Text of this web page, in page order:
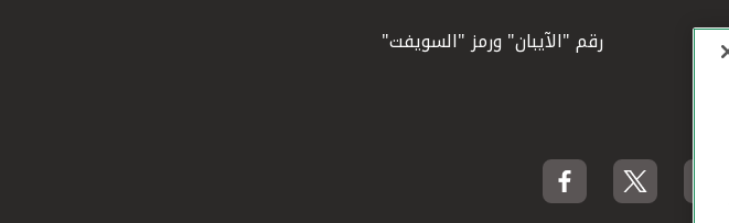
رقم "الآيبان" ورمز "السويفت"